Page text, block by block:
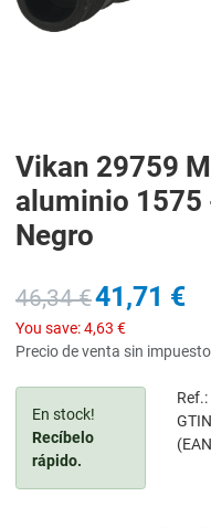
Vikan 29759
aluminio 1575
Negro
46,34 €41,71 €
You save:4,63 €
Precio de venta sin
En stock!
Recíbelo
rápido.
Ref.:
GTIN